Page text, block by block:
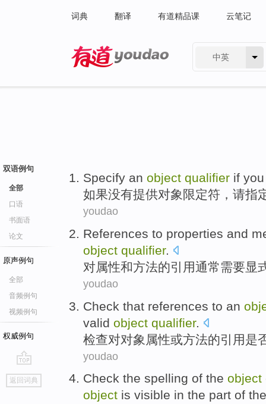
词典 翻译 有道精品课 云笔记
中英
双语例句
全部
口语
书面语
论文
原声例句
全部
音频例句
视频例句
权威例句
go
top
返回词典
Specify an object qualifier if
如果没有提供对象 限定符 ， 请指
youdao
References to properties and
object qualifier.
对属性和方法的引用通常需要显
youdao
Check that references to an
valid object qualifier.
检查对对象 属性或方法的引用是
youdao
Check the spelling of the object
object is visible in the part of